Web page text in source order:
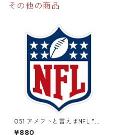
その他の商品
051 アメフトと言えばNFL "Ca
lifornia Market Center" ア
¥880